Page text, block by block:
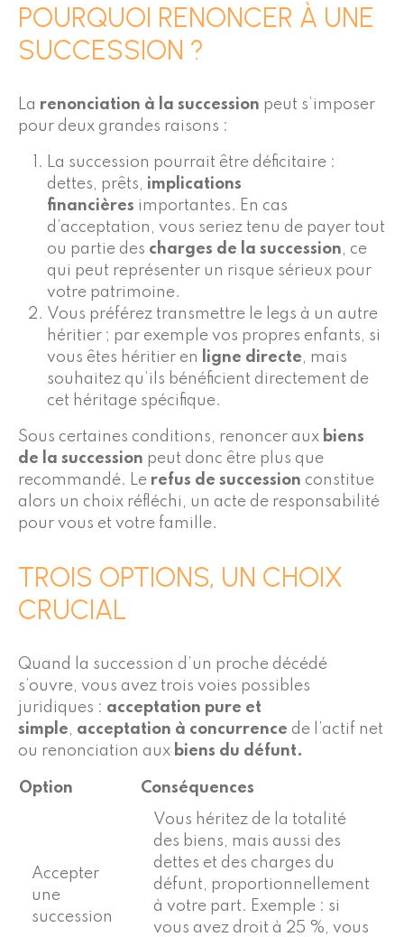
POURQUOI RENONCER À UNE
SUCCESSION ?
La renonciation à la succession peut s’imposer
pour deux grandes raisons :
La succession pourrait être déficitaire :
dettes, prêts, implications
financières importantes. En cas
d’acceptation, vous seriez tenu de payer tout
ou partie des charges de la succession, ce
qui peut représenter un risque sérieux pour
votre patrimoine.
Vous préférez transmettre le legs à un autre
héritier ; par exemple vos propres enfants, si
vous êtes héritier en
ligne directe, mais
souhaitez qu’ils bénéficient directement de
cet héritage spécifique.
Sous certaines conditions, renoncer aux biens
de la succession peut donc être plus que
recommandé. Le refus de succession constitue
alors un choix réfléchi, un acte de responsabilité
pour vous et votre famille.
TROIS OPTIONS, UN CHOIX
CRUCIAL
Quand la succession d’un proche décédé
s’ouvre, vous avez trois voies possibles
juridiques : acceptation pure et
simple, acceptation à concurrence de l’actif net
ou renonciation aux biens du défunt.
Option Conséquences
Accepter
une
succession
Vous héritez de la totalité
des biens, mais aussi des
dettes et des charges du
défunt, proportionnellement
à votre part. Exemple : si
vous avez droit à 25 %, vous